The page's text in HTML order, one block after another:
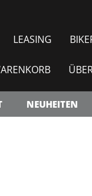
LEASING
NEUHEITEN